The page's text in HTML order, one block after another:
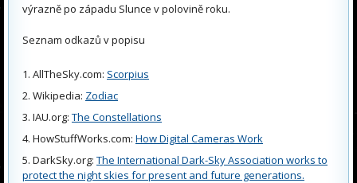
výrazně po západu Slunce v polovině roku.
Seznam odkazů v popisu
AllTheSky.com: Scorpius
Wikipedia: Zodiac
IAU.org: The Constellations
HowStuffWorks.com: How Digital Cameras Work
DarkSky.org: The International Dark-Sky Association works to
protect the night skies for present and future generations.